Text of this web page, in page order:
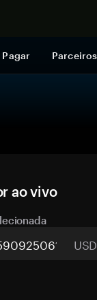
Pagar Parceiros
ao vivo
USD